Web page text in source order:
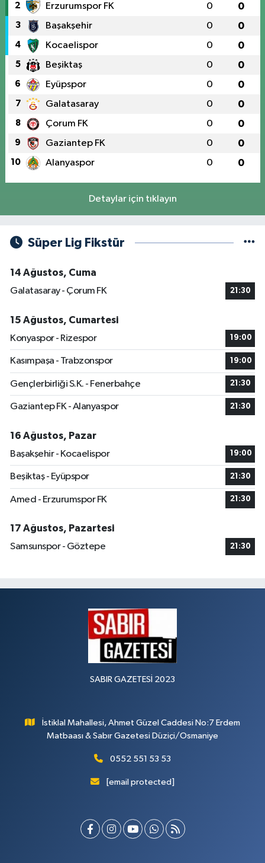
2 Erzurumspor FK 0 0
3 Başakşehir 0 0
4 Kocaelispor 0 0
5 Beşiktaş 0 0
6 Eyüpspor 0 0
7 Galatasaray 0 0
8 Çorum FK 0 0
9 Gaziantep FK 0 0
10 Alanyaspor 0 0
Detaylar için tıklayın
Süper Lig Fikstür
14 Ağustos, Cuma
Galatasaray - Çorum FK
21:30
15 Ağustos, Cumartesi
Konyaspor - Rizespor
19:00
Kasımpaşa - Trabzonspor 19:00
Gençlerbirliği S.K. - Fenerbahçe 21:30
Gaziantep FK - Alanyaspor 21:30
16 Ağustos, Pazar
Başakşehir - Kocaelispor
19:00
Beşiktaş - Eyüpspor 21:30
Amed - Erzurumspor FK 21:30
17 Ağustos, Pazartesi
Samsunspor - Göztepe
21:30
SABIR GAZETESİ 2023
İstiklal Mahallesi, Ahmet Güzel Caddesi No:7 Erdem
Matbaası & Sabır Gazetesi Düziçi/Osmaniye
0552 551 53 53
[email protected]